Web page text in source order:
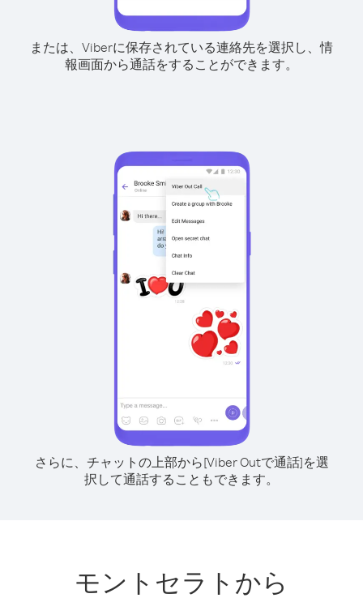
または、Viberに保存されている連絡先を選択し、情
報画面から通話をすることができます。
さらに、チャットの上部から[Viber Outで通話]を選
択して通話することもできます。
モントセラトから